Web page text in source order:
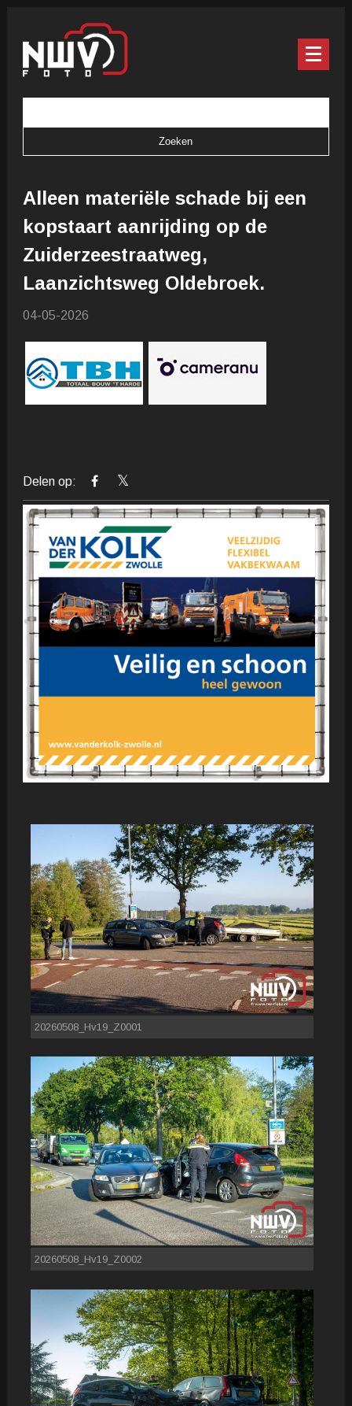
Alleen materiële schade bij een
kopstaart aanrijding op de
Zuiderzeestraatweg,
Laanzichtsweg Oldebroek.
04-05-2026
Delen op:
20260508_Hv19_Z0001
20260508_Hv19_Z0002